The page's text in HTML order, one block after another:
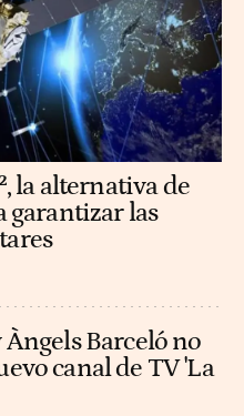
la alternativa de
garantizar las
Barceló no
canal de TV 'La